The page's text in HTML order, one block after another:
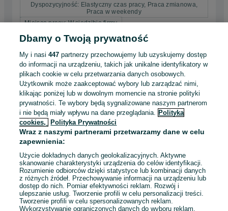
Dyspozycyjność: Elastyczny czas pracy, Praca zmianowa,
Praca w weekendy
Miejsce pracy: W siedzibie firmy
05 sierpnia 2026
Praca na stacji paliw bp Granica -
Olszyna - Specjalista / Specjalistka
Obsługi Klienta / Umowa o prace
BP POLSKA SERVICES SP. Z O.O.
6 070 - 6 296 zł / mies. brutto
Trzebiel
Pełny etat
Umowa o pracę
Dyspozycyjność: Praca zmianowa, Praca w weekendy
Odświeżono dnia 05 sierpnia 2026
Dbamy o Twoją prywatność
My i nasi447 partnerzy przechowujemy lub uzyskujemy dostęp
do informacji na urządzeniu, takich jak unikalne identyfikatory w
plikach cookie w celu przetwarzania danych osobowych.
Użytkownik może zaakceptować wybory lub zarządzać nimi,
klikając poniżej lub w dowolnym momencie na stronie polityki
prywatności. Te wybory będą sygnalizowane naszym partnerom
i nie będą miały wpływu na dane przeglądania. Polityka
cookies,
Polityka Prywatności
Wraz z naszymi partnerami przetwarzamy dane w celu
zapewnienia:
Użycie dokładnych danych geolokalizacyjnych. Aktywne
skanowanie charakterystyki urządzenia do celów identyfikacji.
Rozumienie odbiorców dzięki statystyce lub kombinacji danych
z różnych źródeł. Przechowywanie informacji na urządzeniu lub
dostęp do nich. Pomiar efektywności reklam. Rozwój i
ulepszanie usług. Tworzenie profili w celu personalizacji treści.
Tworzenie profili w celu spersonalizowanych reklam.
Wykorzystywanie ograniczonych danych do wyboru reklam.